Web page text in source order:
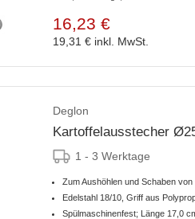
16,23 €
19,31 € inkl. MwSt.
Deglon
Kartoffelausstecher
1 - 3 Werktage
Zum Aushöhlen und Schaben
Edelstahl 18/10, Griff aus
Spülmaschinenfest; Länge 17,0